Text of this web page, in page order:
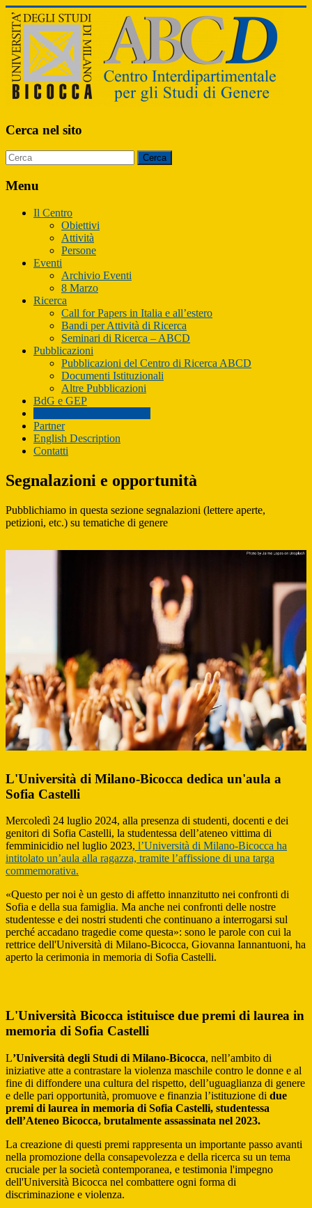
ABCD
Centro
Interdipartimentale
per
gli
Cerca nel sito
Menu
Il Centro
Obiettivi
Attività
Persone
Eventi
Archivio Eventi
8 Marzo
Ricerca
Call for Papers in Italia e all’estero
Bandi per Attività di Ricerca
Seminari di Ricerca – ABCD
Pubblicazioni
Pubblicazioni del Centro di Ricerca ABCD
Documenti Istituzionali
Altre Pubblicazioni
BdG e GEP
Partner
English Description
Contatti
Segnalazioni e opportunità
Pubblichiamo in questa sezione segnalazioni (lettere aperte,
petizioni, etc.) su tematiche di genere
L'Università di Milano-Bicocca dedica un'aula a
Sofia Castelli
Mercoledì 24 luglio 2024, alla presenza di studenti, docenti e dei
genitori di Sofia Castelli, la studentessa dell’ateneo vittima di
femminicidio nel luglio 2023, l’Università di Milano-Bicocca ha
intitolato un’aula alla ragazza, tramite l’affissione di una targa
commemorativa.
«Questo per noi è un gesto di affetto innanzitutto nei confronti di
Sofia e della sua famiglia. Ma anche nei confronti delle nostre
studentesse e dei nostri studenti che continuano a interrogarsi sul
perché accadano tragedie come questa»: sono le parole con cui la
rettrice dell'Università di Milano-Bicocca, Giovanna Iannantuoni, ha
aperto la cerimonia in memoria di Sofia Castelli.
L'Università Bicocca istituisce due premi di laurea in
memoria di Sofia Castelli
L’Università degli Studi di Milano-Bicocca, nell’ambito di
iniziative atte a contrastare la violenza maschile contro le donne e al
fine di diffondere una cultura del rispetto, dell’uguaglianza di genere
e delle pari opportunità, promuove e finanzia l’istituzione di due
premi di laurea in memoria di Sofia Castelli, studentessa
dell’Ateneo Bicocca, brutalmente assassinata nel 2023.
La creazione di questi premi rappresenta un importante passo avanti
nella promozione della consapevolezza e della ricerca su un tema
cruciale per la società contemporanea, e testimonia l'impegno
dell'Università Bicocca nel combattere ogni forma di
discriminazione e violenza.